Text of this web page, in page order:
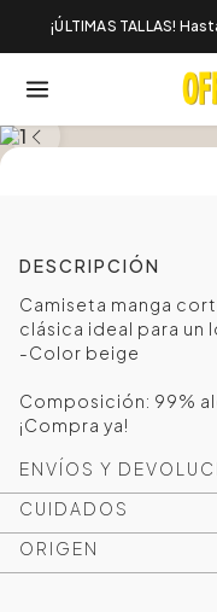
¡ÚLTIMAS TALLAS!
DESCRIPCIÓN
Camiseta manga
clásica ideal para un
-Color beige
Composición: 99%
¡Compra ya!
ENVÍOS Y
CUIDADOS
ORIGEN